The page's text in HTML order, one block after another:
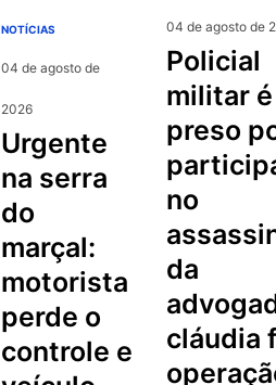
NOTÍCIAS
04 de agosto de
2026
urgente
na serra
do
marçal:
motorista
perde o
controle e
04 de agosto de
policial
militar é
preso
no
da
cláudia